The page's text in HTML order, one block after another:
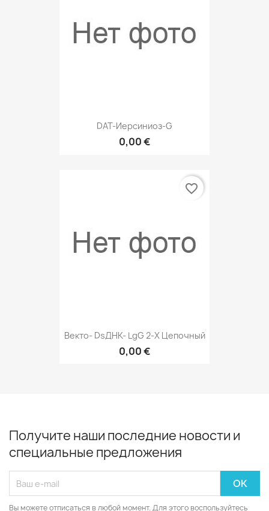
DAT-Иерсиниоз-G
0,00 €
Векто- DsДНК- LgG 2-Х Цепочный
0,00 €
favorite_border
Получите наши последние новости и
специальные предложения
Вы можете отписаться в любой момент. Для этого воспользуйтесь